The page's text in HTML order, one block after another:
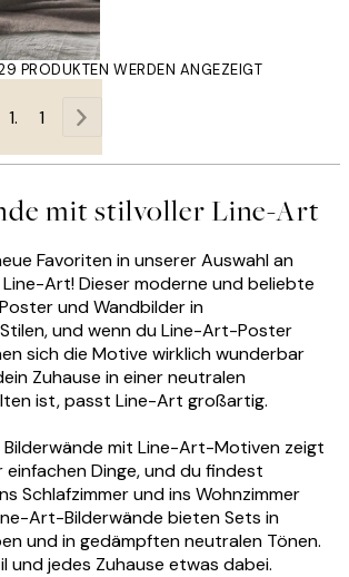
PRODUKTEN WERDEN ANGEZEIGT
1
mit stilvoller Line-Art
Favoriten in unserer Auswahl an
Art! Dieser moderne und beliebte
und Wandbilder in
und wenn du Line-Art-Poster
sich die Motive wirklich wunderbar
Zuhause in einer neutralen
ist, passt Line-Art großartig.
Bilderwände mit Line-Art-Motiven zeigt
Dinge, und du findest
Schlafzimmer und ins Wohnzimmer
Art-Bilderwände bieten Sets in
und in gedämpften neutralen Tönen.
und jedes Zuhause etwas dabei.